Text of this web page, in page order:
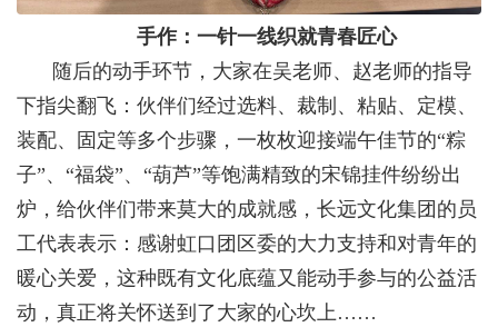
手作：一针一线织就青春匠心
随后的动手环节，大家在吴老师、赵老师的指导
下指尖翻飞：伙伴们经过选料、裁制、粘贴、定模、
装配、固定等多个步骤，一枚枚迎接端午佳节的“粽
子”、“福袋”、“葫芦”等饱满精致的宋锦挂件纷纷出
炉，给伙伴们带来莫大的成就感，长远文化集团的员
工代表表示：感谢虹口团区委的大力支持和对青年的
暖心关爱，这种既有文化底蕴又能动手参与的公益活
动，真正将关怀送到了大家的心坎上……